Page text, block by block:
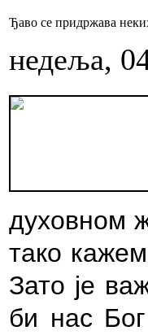
Ђаво се придржава
недеља,
духовном
тако
Зато је
би нас